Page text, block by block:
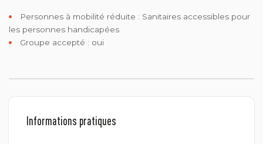
Personnes à mobilité réduite : Sanitaires accessibles pour
les personnes handicapées.
Groupe accepté : oui
Informations pratiques